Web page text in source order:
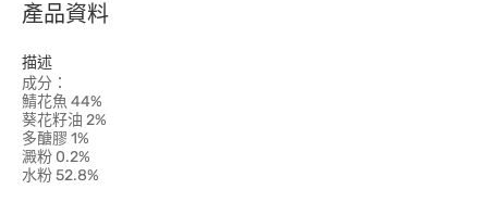
產品資料
描述
成分：
鯖花魚 44%
葵花籽油 2%
多醣膠 1%
澱粉 0.2%
水粉 52.8%